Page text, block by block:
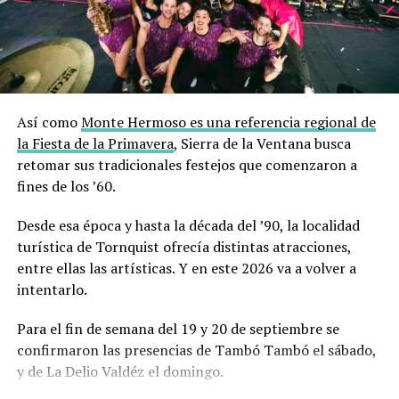
Así comoMonte Hermoso es una referencia regional de
la Fiesta de la Primavera, Sierra de la Ventana busca
retomar sus tradicionales festejos que comenzaron a
fines de los ’60.
Desde esa época y hasta la década del ’90, la localidad
turística de Tornquist ofrecía distintas atracciones,
entre ellas las artísticas. Y en este 2026 va a volver a
intentarlo.
Para el fin de semana del 19 y 20 de septiembre se
confirmaron las presencias de Tambó Tambó el sábado,
y de La Delio Valdéz el domingo.